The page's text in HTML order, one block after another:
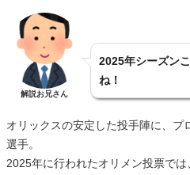
解説お兄さん
2025年シーズン
ね！
オリックスの安定した投手陣に、プ
選手。
2025年に行われたオリメン投票で